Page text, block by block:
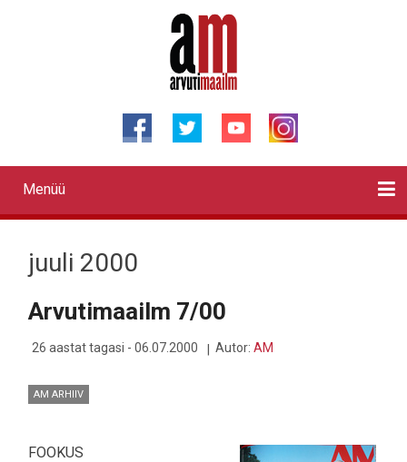
Primary
links
Menüü
juuli 2000
Arvutimaailm 7/00
26 aastat tagasi - 06.07.2000 Autor: AM
AM ARHIIV
FOOKUS